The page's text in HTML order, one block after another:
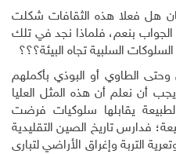
هل فعلا هذه الثقافات شكلت
بنعم، فلماذا نجد في تلك
السلبية تجاه البيئة؟؟؟
الطاوي أو البوذي بأكملهم
يجب أن نعلم أن هذه المثل العليا
يقابلها سلوكيات فرضت
فدارس تاريخ الصين التقليدية
التربة وإغراق الأراضي لتبارى